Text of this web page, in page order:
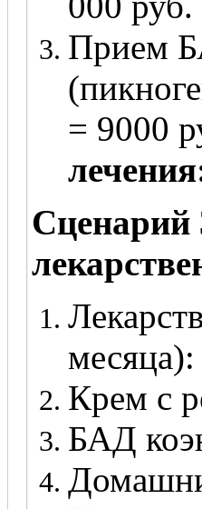
Прием
= 9000
Сценарий
Крем с
БАД